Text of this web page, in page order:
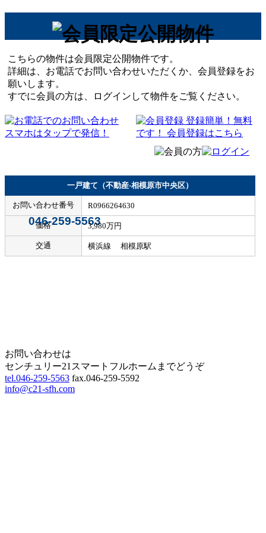
こちらの物件は会員限定公開物件です。
詳細は、お電話でお問い合わせいただくか、会員登録をお
願いします。
すでに会員の方は、ログインして物件をご覧ください。
046-259-5563
一戸建て（不動産-相模原市中央区）
お問い合わせ番号 R0966264630
価格 3,980万円
交通 横浜線 相模原駅
お問い合わせは
センチュリー21スマートフルホームまでどうぞ
tel.046-259-5563 fax.046-259-5592
info@c21-sfh.com